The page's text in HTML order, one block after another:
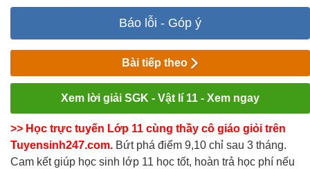
Báo lỗi - Góp ý
Bài tiếp theo
Xem lời giải SGK - Vật lí 11 - Xem ngay
>> Học trực tuyến Lớp 11 cùng thầy cô giáo giỏi trên
Tuyensinh247.com. Bứt phá điểm 9,10 chỉ sau 3 tháng.
Cam kết giúp học sinh lớp 11 học tốt, hoàn trả học phí nếu